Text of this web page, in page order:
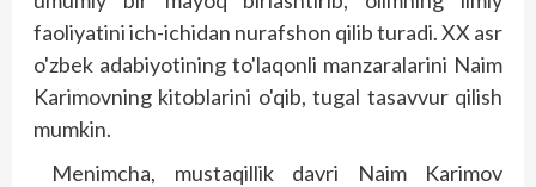
faoliyatini ich-ichidan nurafshon qilib turadi. XX asr
o'zbek adabiyotining to'laqonli manzaralarini Naim
Karimovning kitoblarini o'qib, tugal tasavvur qilish
mumkin.
Menimcha, mustaqillik davri Naim Karimov